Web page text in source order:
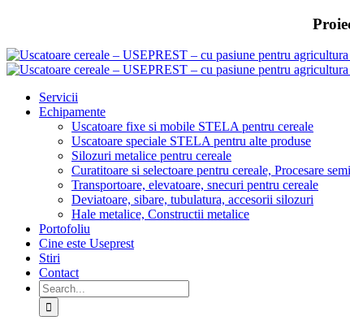
content
Servicii
Echipamente
Uscatoare fixe si mobile STELA pentru cereale
Uscatoare speciale STELA pentru alte produse
Silozuri metalice pentru cereale
Curatitoare si selectoare pentru cereale, Procesare
Transportoare, elevatoare, snecuri pentru cereale
Deviatoare, sibare, tubulatura, accesorii silozuri
Hale metalice, Constructii metalice
Portofoliu
Cine este Useprest
Stiri
Contact
Search
for: